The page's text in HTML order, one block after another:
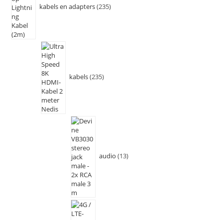
kabels en adapters 235
kabels 235
audio 13